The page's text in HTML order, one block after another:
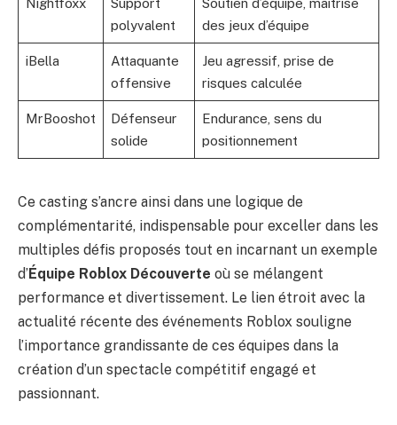
Nightfoxx
Support
polyvalent
Soutien d’équipe, maîtrise
des jeux d’équipe
iBella
Attaquante
offensive
Jeu agressif, prise de
risques calculée
MrBooshot
Défenseur
solide
Endurance, sens du
positionnement
Ce casting s’ancre ainsi dans une logique de
complémentarité, indispensable pour exceller dans les
multiples défis proposés tout en incarnant un exemple
d’Équipe Roblox Découverte où se mélangent
performance et divertissement. Le lien étroit avec la
actualité récente des événements Roblox souligne
l’importance grandissante de ces équipes dans la
création d’un spectacle compétitif engagé et
passionnant.